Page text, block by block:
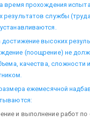
время прохождения
результатов службы
высоких
(поощрение) не
качества, сложности
ежемесячной
и выполнение работ